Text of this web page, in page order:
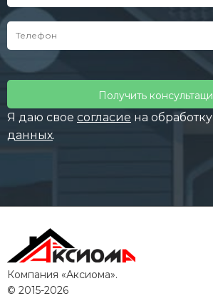
Оставьте
поле
пустым.
Я даю свое согласие на обработку
данных.
Компания «Аксиома».
© 2015-2026